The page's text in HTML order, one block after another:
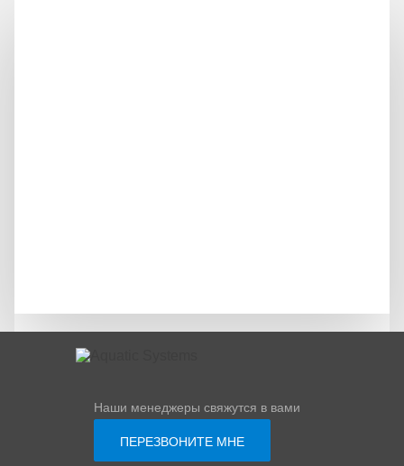
Наши менеджеры свяжутся в вами
ПЕРЕЗВОНИТЕ МНЕ